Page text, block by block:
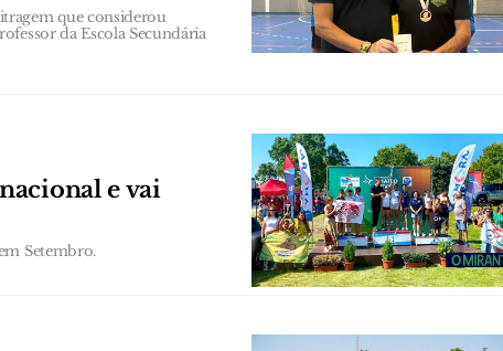
que considerou
da Escola Secundária
e vai
Setembro.